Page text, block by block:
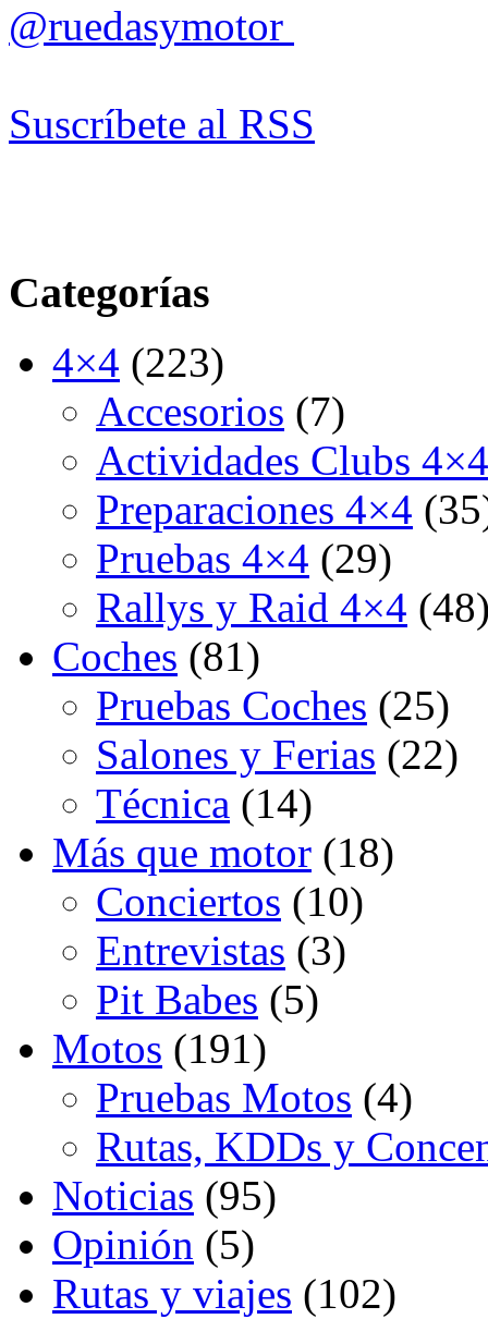
@ruedasymotor
Suscríbete al RSS
Categorías
4×4 (223)
Accesorios (7)
Actividades Clubs 4×4
Preparaciones 4×4
Pruebas 4×4 (29)
Rallys y Raid 4×4
Coches (81)
Pruebas Coches (25)
Salones y Ferias (22)
Técnica (14)
Más que motor (18)
Conciertos (10)
Entrevistas (3)
Pit Babes (5)
Motos (191)
Pruebas Motos (4)
Rutas, KDDs y
Noticias (95)
Opinión (5)
Rutas y viajes (102)